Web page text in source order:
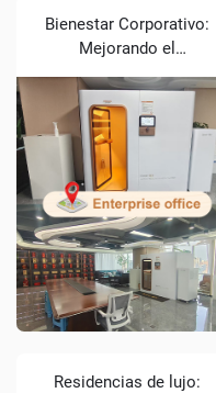
Bienestar Corporativo:
Mejorando el
Rendimiento mediante
Oxigenación Estratégica
Residencias de lujo: